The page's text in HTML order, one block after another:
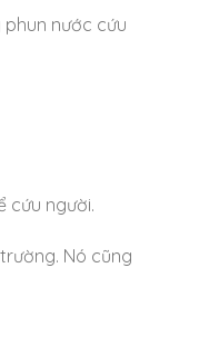
phun nước cứu
cứu người.
Nó cũng